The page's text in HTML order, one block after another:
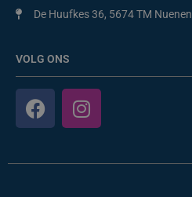
De Huufkes 36, 5674 TM Nuenen
VOLG ONS
F
a
I
n